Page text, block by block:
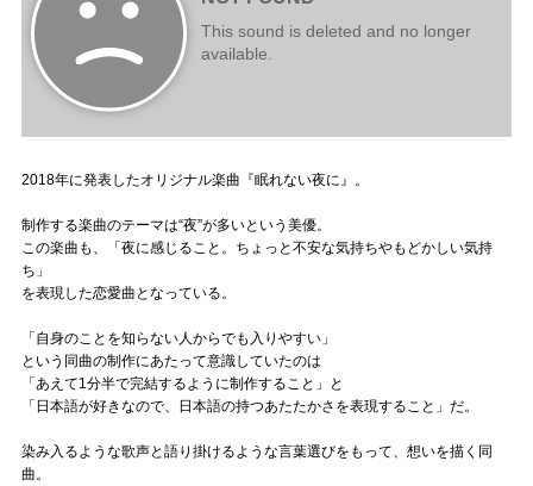
2018年に発表したオリジナル楽曲『眠れない夜に』。
制作する楽曲のテーマは“夜”が多いという美優。
この楽曲も、「夜に感じること。ちょっと不安な気持ちやもどかしい気持
ち」
を表現した恋愛曲となっている。
「自身のことを知らない人からでも入りやすい」
という同曲の制作にあたって意識していたのは
「あえて1分半で完結するように制作すること」と
「日本語が好きなので、日本語の持つあたたかさを表現すること」だ。
染み入るような歌声と語り掛けるような言葉選びをもって、想いを描く同
曲。